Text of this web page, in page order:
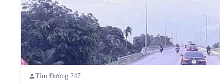
Cầu
Liên Hệ
Tìm Đường 247